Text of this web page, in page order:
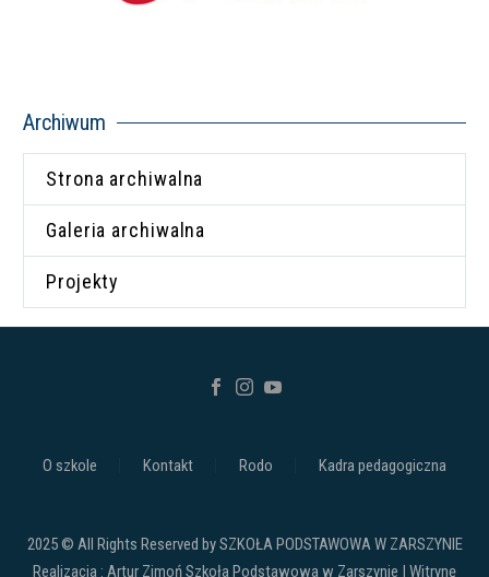
Archiwum
Strona archiwalna
Galeria archiwalna
Projekty
O szkole Kontakt Rodo Kadra pedagogiczna
2025 © All Rights Reserved by SZKOŁA PODSTAWOWA W ZARSZYNIE
Realizacja : Artur Zimoń Szkoła Podstawowa w Zarszynie | Witrynę